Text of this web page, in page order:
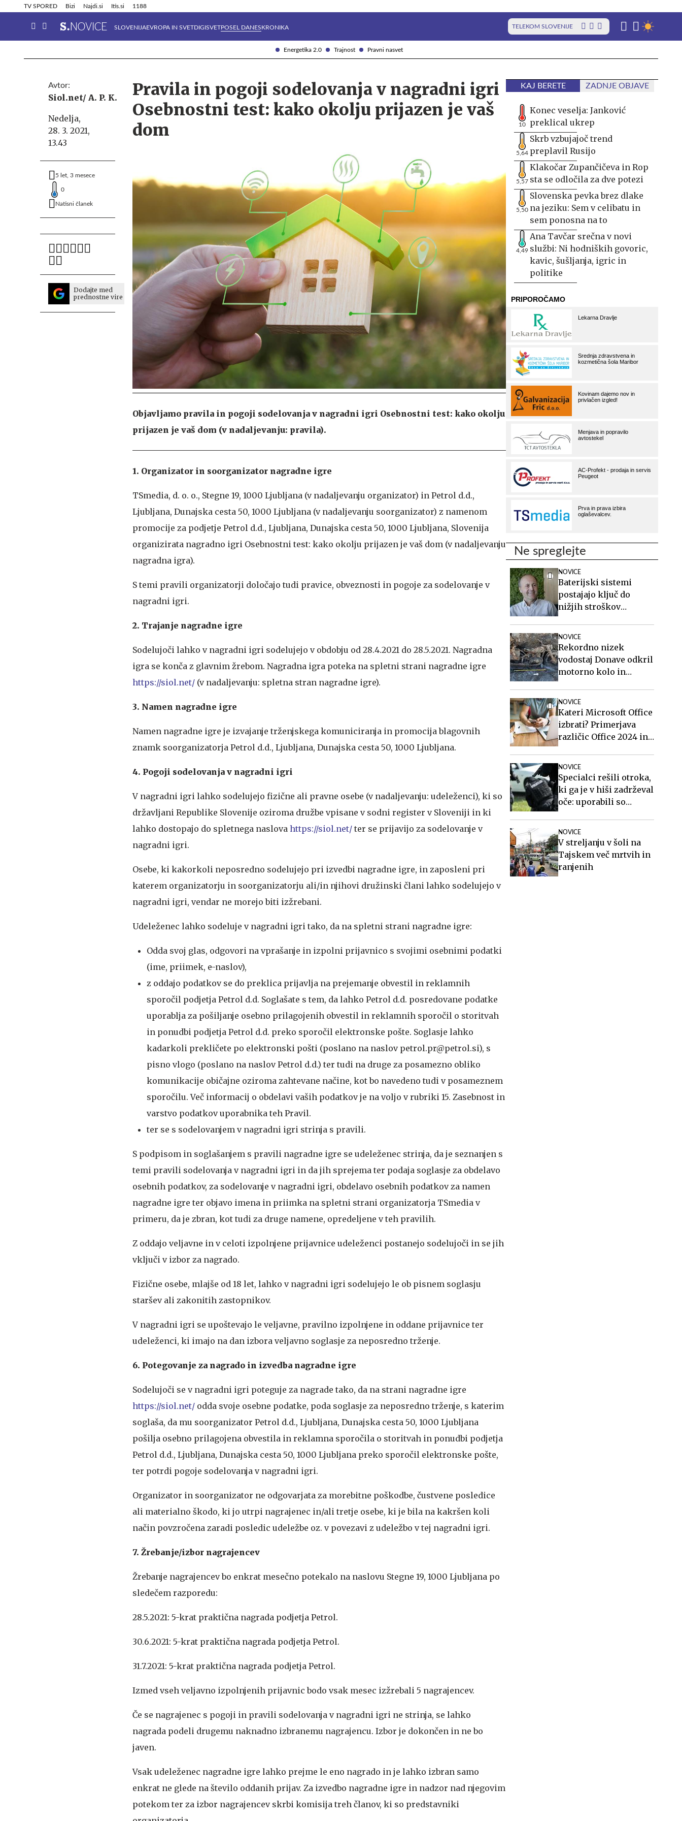
Energetika 2.0 Trajnost Pravni nasvet
TV SPORED Bizi Najdi.si Itis.si 1188
SLOVENIJAEVROPA IN SVETDIGISVETPOSEL DANESKRONIKA TELEKOM SLOVENIJE
Info in obvestila Tehnik
Avtor:
Siol.net/ A. P. K.
Nedelja,
28. 3. 2021,
13.43
5 let, 3 mesece
0
Natisni članek
Dodajte med
prednostne vire
Pravila in pogoji sodelovanja v nagradni igri
Osebnostni test: kako okolju prijazen je vaš
dom
Objavljamo pravila in pogoji sodelovanja v nagradni igri Osebnostni test: kako okolju
prijazen je vaš dom (v nadaljevanju: pravila).
1. Organizator in soorganizator nagradne igre
TSmedia, d. o. o., Stegne 19, 1000 Ljubljana (v nadaljevanju organizator) in Petrol d.d.,
Ljubljana, Dunajska cesta 50, 1000 Ljubljana (v nadaljevanju soorganizator) z namenom
promocije za podjetje Petrol d.d., Ljubljana, Dunajska cesta 50, 1000 Ljubljana, Slovenija
organizirata nagradno igri Osebnostni test: kako okolju prijazen je vaš dom (v nadaljevanju
nagradna igra).
S temi pravili organizatorji določajo tudi pravice, obveznosti in pogoje za sodelovanje v
nagradni igri.
2. Trajanje nagradne igre
Sodelujoči lahko v nagradni igri sodelujejo v obdobju od 28.4.2021 do 28.5.2021. Nagradna
igra se konča z glavnim žrebom. Nagradna igra poteka na spletni strani nagradne igre
https://siol.net/ (v nadaljevanju: spletna stran nagradne igre).
3. Namen nagradne igre
Namen nagradne igre je izvajanje trženjskega komuniciranja in promocija blagovnih
znamk soorganizatorja Petrol d.d., Ljubljana, Dunajska cesta 50, 1000 Ljubljana.
4. Pogoji sodelovanja v nagradni igri
V nagradni igri lahko sodelujejo fizične ali pravne osebe (v nadaljevanju: udeleženci), ki so
državljani Republike Slovenije oziroma družbe vpisane v sodni register v Sloveniji in ki
lahko dostopajo do spletnega naslova https://siol.net/ ter se prijavijo za sodelovanje v
nagradni igri.
Osebe, ki kakorkoli neposredno sodelujejo pri izvedbi nagradne igre, in zaposleni pri
katerem organizatorju in soorganizatorju ali/in njihovi družinski člani lahko sodelujejo v
nagradni igri, vendar ne morejo biti izžrebani.
Udeleženec lahko sodeluje v nagradni igri tako, da na spletni strani nagradne igre:
Odda svoj glas, odgovori na vprašanje in izpolni prijavnico s svojimi osebnimi podatki
(ime, priimek, e-naslov),
z oddajo podatkov se do preklica prijavlja na prejemanje obvestil in reklamnih
sporočil podjetja Petrol d.d. Soglašate s tem, da lahko Petrol d.d. posredovane podatke
uporablja za pošiljanje osebno prilagojenih obvestil in reklamnih sporočil o storitvah
in ponudbi podjetja Petrol d.d. preko sporočil elektronske pošte. Soglasje lahko
kadarkoli prekličete po elektronski pošti (poslano na naslov petrol.pr@petrol.si), s
pisno vlogo (poslano na naslov Petrol d.d.) ter tudi na druge za posamezno obliko
komunikacije običajne oziroma zahtevane načine, kot bo navedeno tudi v posameznem
sporočilu. Več informacij o obdelavi vaših podatkov je na voljo v rubriki 15. Zasebnost in
varstvo podatkov uporabnika teh Pravil.
ter se s sodelovanjem v nagradni igri strinja s pravili.
S podpisom in soglašanjem s pravili nagradne igre se udeleženec strinja, da je seznanjen s
temi pravili sodelovanja v nagradni igri in da jih sprejema ter podaja soglasje za obdelavo
osebnih podatkov, za sodelovanje v nagradni igri, obdelavo osebnih podatkov za namen
nagradne igre ter objavo imena in priimka na spletni strani organizatorja TSmedia v
primeru, da je zbran, kot tudi za druge namene, opredeljene v teh pravilih.
Z oddajo veljavne in v celoti izpolnjene prijavnice udeleženci postanejo sodelujoči in se jih
vključi v izbor za nagrado.
Fizične osebe, mlajše od 18 let, lahko v nagradni igri sodelujejo le ob pisnem soglasju
staršev ali zakonitih zastopnikov.
V nagradni igri se upoštevajo le veljavne, pravilno izpolnjene in oddane prijavnice ter
udeleženci, ki imajo na dan izbora veljavno soglasje za neposredno trženje.
6. Potegovanje za nagrado in izvedba nagradne igre
Sodelujoči se v nagradni igri poteguje za nagrade tako, da na strani nagradne igre
https://siol.net/ odda svoje osebne podatke, poda soglasje za neposredno trženje, s katerim
soglaša, da mu soorganizator Petrol d.d., Ljubljana, Dunajska cesta 50, 1000 Ljubljana
pošilja osebno prilagojena obvestila in reklamna sporočila o storitvah in ponudbi podjetja
Petrol d.d., Ljubljana, Dunajska cesta 50, 1000 Ljubljana preko sporočil elektronske pošte,
ter potrdi pogoje sodelovanja v nagradni igri.
Organizator in soorganizator ne odgovarjata za morebitne poškodbe, čustvene posledice
ali materialno škodo, ki jo utrpi nagrajenec in/ali tretje osebe, ki je bila na kakršen koli
način povzročena zaradi posledic udeležbe oz. v povezavi z udeležbo v tej nagradni igri.
7. Žrebanje/izbor nagrajencev
Žrebanje nagrajencev bo enkrat mesečno potekalo na naslovu Stegne 19, 1000 Ljubljana po
sledečem razporedu:
28.5.2021: 5-krat praktična nagrada podjetja Petrol.
30.6.2021: 5-krat praktična nagrada podjetja Petrol.
31.7.2021: 5-krat praktična nagrada podjetja Petrol.
Izmed vseh veljavno izpolnjenih prijavnic bodo vsak mesec izžrebali 5 nagrajencev.
Če se nagrajenec s pogoji in pravili sodelovanja v nagradni igri ne strinja, se lahko
nagrada podeli drugemu naknadno izbranemu nagrajencu. Izbor je dokončen in ne bo
javen.
Vsak udeleženec nagradne igre lahko prejme le eno nagrado in je lahko izbran samo
enkrat ne glede na število oddanih prijav. Za izvedbo nagradne igre in nadzor nad njegovim
potekom ter za izbor nagrajencev skrbi komisija treh članov, ki so predstavniki
KAJ BERETE ZADNJE OBJAVE
10
Konec veselja: Janković
preklical ukrep
5,64
Skrb vzbujajoč trend
preplavil Rusijo
5,57
Klakočar Zupančičeva in Rop
sta se odločila za dve potezi
5,50
Slovenska pevka brez dlake
na jeziku: Sem v celibatu in
sem ponosna na to
4,49
Ana Tavčar srečna v novi
službi: Ni hodniških govoric,
kavic, šušljanja, igric in
politike
Ne spreglejte
NOVICE
Baterijski sistemi
postajajo ključ do
nižjih stroškov
NOVICE
Rekordno nizek
vodostaj Donave odkril
motorno kolo in
svetovne vojne
NOVICE
Kateri Microsoft Office
izbrati? Primerjava
različic Office 2024 in
NOVICE
Specialci rešili otroka,
ki ga je v hiši zadrževal
oče: uporabili so
NOVICE
V streljanju v šoli na
Tajskem več mrtvih in
ranjenih